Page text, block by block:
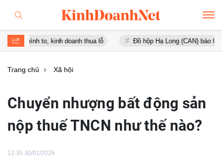
to, kinh doanh thua lỗ Đồ hộp Hạ Long (CAN) báo lỗ gần
Trang chủ Xã hội
Chuyển nhượng bất động sản
nộp thuế TNCN như thế nào?
12:35 30/01/2026